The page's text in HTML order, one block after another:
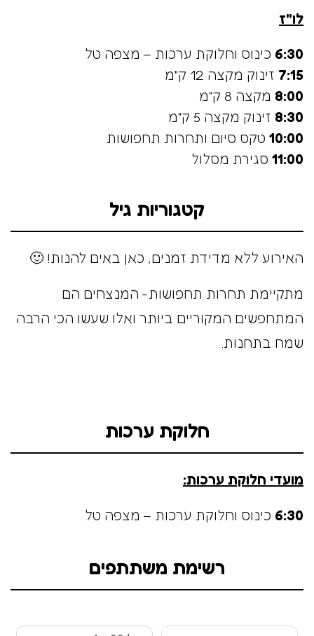
לו"ז
6:30 כינוס וחלוקת ערכות – מצפה טל
7:15 זינוק מקצה 12 ק"מ
8:00 מקצה 8 ק"מ
8:30 זינוק מקצה 5 ק"מ
10:00 טקס סיום ותחרות תחפושות
11:00 סגירת מסלול
קטגוריות גיל
האירוע ללא מדידת זמנים, כאן באים להנות! 🙂
מתקיימת תחרות תחפושות- המנצחים הם
המתחפשים המקוריים ביותר ואלו שעשו הכי הרבה
שמח בתחנות.
חלוקת ערכות
מועדי חלוקת ערכות:
6:30 כינוס וחלוקת ערכות – מצפה טל
רשימת משתתפים